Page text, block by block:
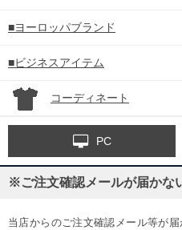
■ヨーロッパブランド
■ビジネスアイテム
コーディネート
PC
※ご注文確認メールが届かな
当店からのご注文確認メール等が